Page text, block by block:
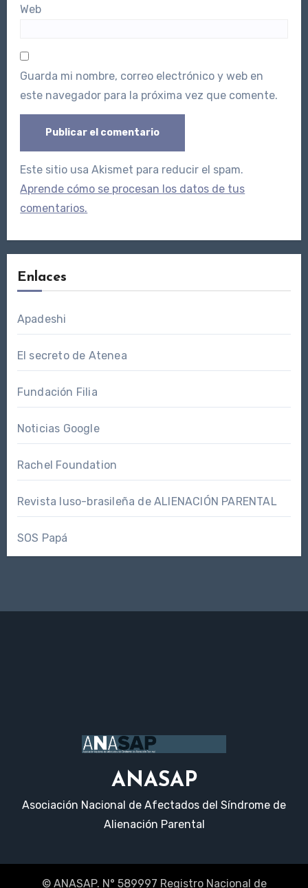
Web
Guarda mi nombre, correo electrónico y web en
este navegador para la próxima vez que comente.
Este sitio usa Akismet para reducir el spam.
Aprende cómo se procesan los datos de tus
comentarios.
Enlaces
Apadeshi
El secreto de Atenea
Fundación Filia
Noticias Google
Rachel Foundation
Revista luso-brasileña de ALIENACIÓN PARENTAL
SOS Papá
ANASAP
Asociación Nacional de Afectados del Síndrome de
Alienación Parental
© ANASAP. N° 589997 Registro Nacional de